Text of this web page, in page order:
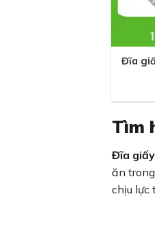
Đĩa
Tìm
Đĩa
ăn
chịu lực